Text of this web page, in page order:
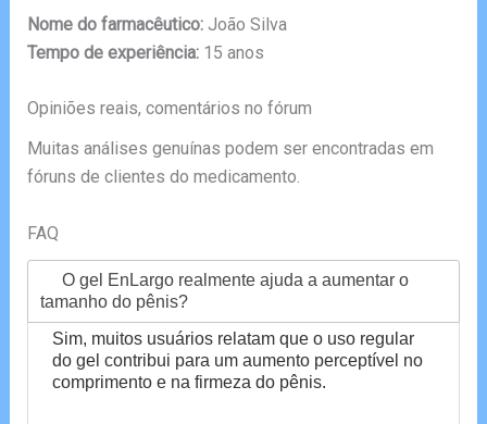
Nome do farmacêutico:João Silva
Tempo de experiência:15 anos
Opiniões reais, comentários no fórum
Muitas análises genuínas podem ser encontradas em
fóruns de clientes do medicamento.
FAQ
O gel EnLargo realmente ajuda a aumentar o
tamanho do pênis?
Sim, muitos usuários relatam que o uso regular
do gel contribui para um aumento perceptível no
comprimento e na firmeza do pênis.